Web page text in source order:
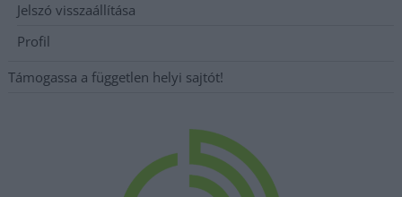
Jelszó visszaállítása
Profil
Támogassa a független helyi sajtót!